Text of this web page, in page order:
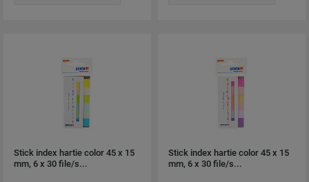
Stick index hartie color 45 x 15
mm, 6 x 30 file/s...
Stick index hartie color 45 x 15
mm, 6 x 30 file/s...